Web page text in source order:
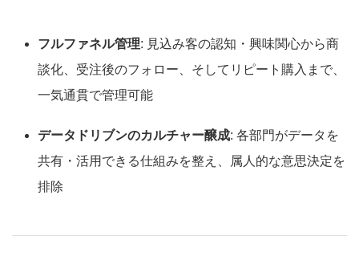
フルファネル管理: 見込み客の認知・興味関心から商
談化、受注後のフォロー、そしてリピート購入まで、
一気通貫で管理可能
データドリブンのカルチャー醸成: 各部門がデータを
共有・活用できる仕組みを整え、属人的な意思決定を
排除